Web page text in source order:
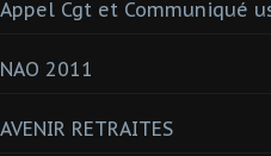
Cgt et Communiqué
2011
RETRAITES